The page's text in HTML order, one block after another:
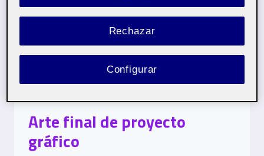
…
¡PRIMER
FLASHAZO!
Arte final de proyecto
gráfico
Rechazar
Configurar